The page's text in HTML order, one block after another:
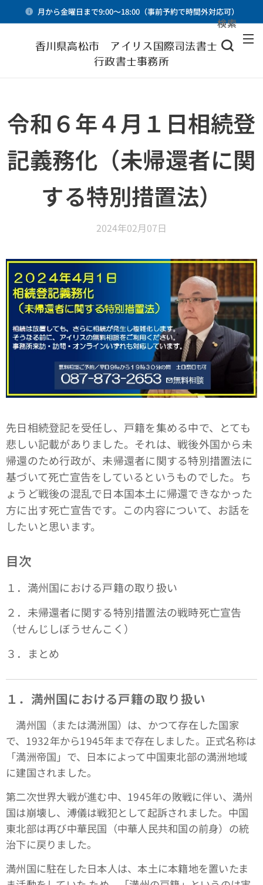
月から金曜日まで9:00～18:00（事前予約で時間外対応可）
香川県高松市 アイリス国際司法書士・
行政書士事務所
検索
令和６年４月１日相続登
記義務化（未帰還者に関
する特別措置法）
2024年02月07日
先日相続登記を受任し、戸籍を集める中で、とても
悲しい記載がありました。それは、戦後外国から未
帰還のため行政が、未帰還者に関する特別措置法に
基づいて死亡宣告をしているというものでした。ち
ょうど戦後の混乱で日本国本土に帰還できなかった
方に出す死亡宣告です。この内容について、お話を
したいと思います。
目次
１．満州国における戸籍の取り扱い
２．未帰還者に関する特別措置法の戦時死亡宣告
（せんじしぼうせんこく）
３．まとめ
１．満州国における戸籍の取り扱い
満州国（または満洲国）は、かつて存在した国家
で、1932年から1945年まで存在しました。正式名称は
「満洲帝国」で、日本によって中国東北部の満洲地域
に建国されました。
第二次世界大戦が進む中、1945年の敗戦に伴い、満州
国は崩壊し、溥儀は戦犯として起訴されました。中国
東北部は再び中華民国（中華人民共和国の前身）の統
治下に戻りました。
満州国に駐在した日本人は、本土に本籍地を置いたま